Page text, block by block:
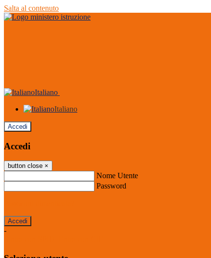
Salta al contenuto
Italiano
Italiano
Accedi
Accedi
button close ×
Nome Utente
Password
-